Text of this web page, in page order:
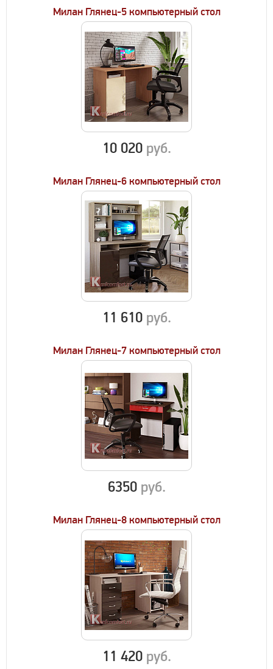
Милан Глянец-5 компьютерный стол
10 020 руб.
Милан Глянец-6 компьютерный стол
11 610 руб.
Милан Глянец-7 компьютерный стол
6350 руб.
Милан Глянец-8 компьютерный стол
11 420 руб.